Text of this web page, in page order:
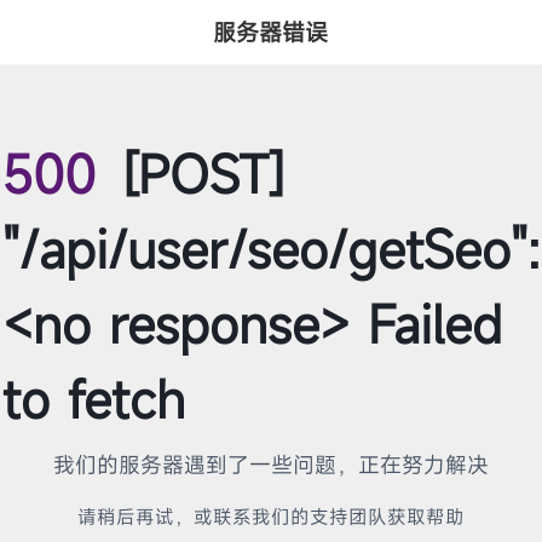
服务器错误
500 [POST]
"/api/user/seo/getSeo":
<no response> Failed
to fetch
我们的服务器遇到了一些问题，正在努力解决
请稍后再试，或联系我们的支持团队获取帮助